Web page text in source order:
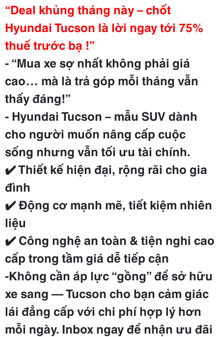
“Deal khủng tháng này – chốt
Hyundai Tucson là lời ngay tới 75%
thuế trước bạ !”
- “Mua xe sợ nhất không phải giá
cao… mà là trả góp mỗi tháng vẫn
thấy đáng!”
- Hyundai Tucson – mẫu SUV dành
cho người muốn nâng cấp cuộc
sống nhưng vẫn tối ưu tài chính.
✔️ Thiết kế hiện đại, rộng rãi cho gia
đình
✔️ Động cơ mạnh mẽ, tiết kiệm nhiên
liệu
✔️ Công nghệ an toàn & tiện nghi cao
cấp trong tầm giá dễ tiếp cận
-Không cần áp lực “gồng” để sở hữu
xe sang — Tucson cho bạn cảm giác
lái đẳng cấp với chi phí hợp lý hơn
mỗi ngày. Inbox ngay để nhận ưu đãi